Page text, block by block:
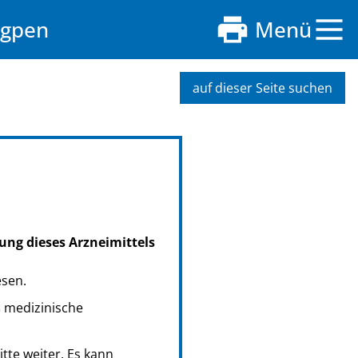
Menü
auf dieser Seite suchen
dieses Arzneimittels
medizinische
weiter. Es kann